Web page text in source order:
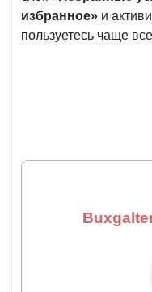
избранное» и
пользуетесь чаще